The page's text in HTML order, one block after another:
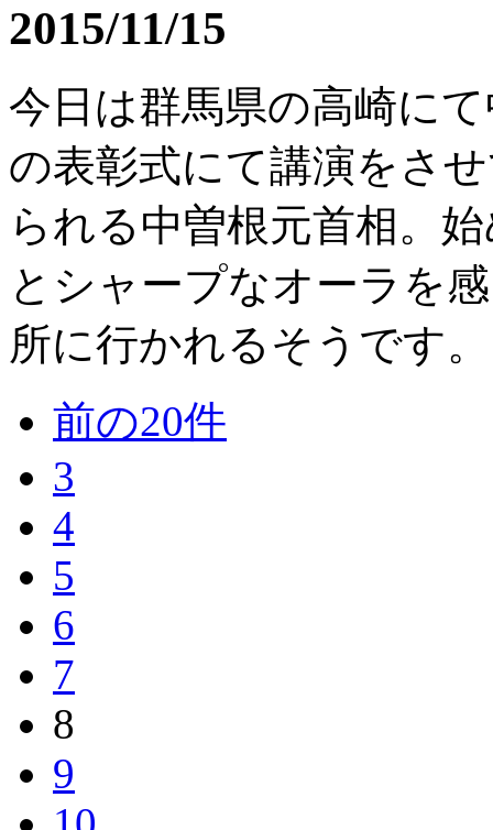
2015/11/15
今日は群馬県の高崎に
の表彰式にて講演をさ
られる中曽根元首相。
とシャープなオーラを
所に行かれるそうです
前の20件
3
4
5
6
7
8
9